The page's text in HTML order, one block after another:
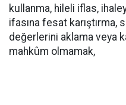
kullanma, hileli iflas,
ifasına fesat karıştırma,
değerlerini aklama veya
mahkûm olmamak,